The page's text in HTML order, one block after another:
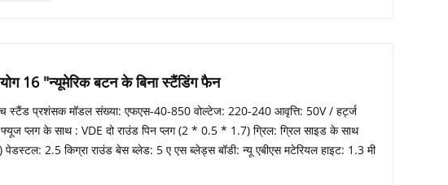
16 "न्यूमेरिक बटन के बिना स्टैंडिंग फैन
स्टैंड प्रशंसक मॉडल संख्या: एफएस-40-850 वोल्टेज: 220-240 आवृत्ति: 50V / हर्ट्ज
प्लग के साथ : VDE दो राउंड पिन प्लग (2 * 0.5 * 1.7) ग्रिल: ग्रिल साइड के साथ
2.5 किग्रा राउंड बेस ब्लेड: 5 ए एस ब्लेड्स बॉडी: न्यू एबीएस मटेरियल हाइट: 1.3 मी